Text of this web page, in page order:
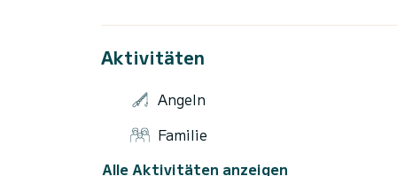
für alle Größen (Erwachsene und Kinder).
Der Abstieg, bei dem es sich ebenfalls
dennoch, Ihre Sachen oder sogar ein
Aktivitäten
Angeln
Familie
Alle Aktivitäten anzeigen